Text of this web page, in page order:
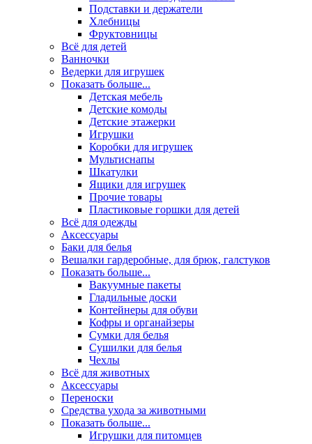
Подставки и держатели
Хлебницы
Фруктовницы
Всё для детей
Ванночки
Ведерки для игрушек
Показать больше...
Детская мебель
Детские комоды
Детские этажерки
Игрушки
Коробки для игрушек
Мультиснапы
Шкатулки
Ящики для игрушек
Прочие товары
Пластиковые горшки для детей
Всё для одежды
Аксессуары
Баки для белья
Вешалки гардеробные, для брюк, галстуков
Показать больше...
Вакуумные пакеты
Гладильные доски
Контейнеры для обуви
Кофры и органайзеры
Сумки для белья
Сушилки для белья
Чехлы
Всё для животных
Аксесcуары
Переноски
Средства ухода за животными
Показать больше...
Игрушки для питомцев